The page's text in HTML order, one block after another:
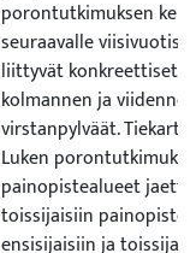
porontutkimuksen
seuraavalle
liittyvät konkreettiset
kolmannen ja
virstanpylväät.
Luken
painopistealueet
toissijaisiin
ensisijaisiin ja